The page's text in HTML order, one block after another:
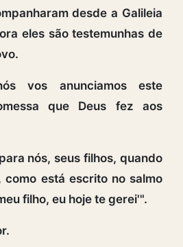
desde a Galileia
eles são testemunhas de
vos anunciamos este
que Deus fez aos
nós, seus filhos, quando
como está escrito no salmo
filho, eu hoje te gerei'".